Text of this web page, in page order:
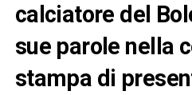
calciatore del
sue parole nella
stampa di